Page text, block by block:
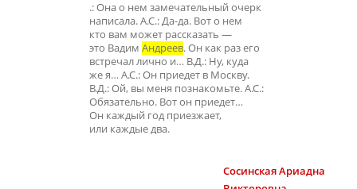
.: Она о нем замечательный очерк
написала. А.С.: Да-да. Вот о нем
кто вам может рассказать —
это Вадим Андреев. Он как раз его
встречал лично и… В.Д.: Ну, куда
же я… А.С.: Он приедет в Москву.
В.Д.: Ой, вы меня познакомьте. А.С.:
Обязательно. Вот он приедет…
Он каждый год приезжает,
или каждые два.
СосинскаяАриадна